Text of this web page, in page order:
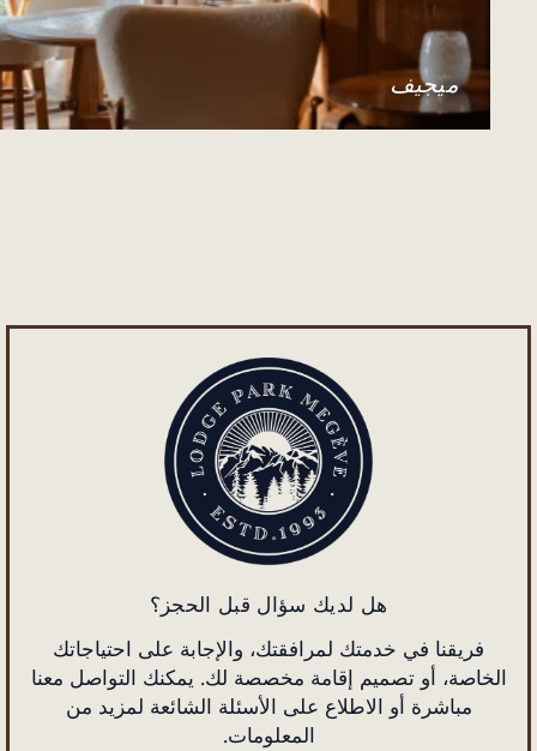
ميجيف
هل لديك سؤال قبل الحجز؟
فريقنا في خدمتك لمرافقتك، والإجابة على احتياجاتك
الخاصة، أو تصميم إقامة مخصصة لك. يمكنك التواصل معنا
مباشرة أو الاطلاع على الأسئلة الشائعة لمزيد من
المعلومات.